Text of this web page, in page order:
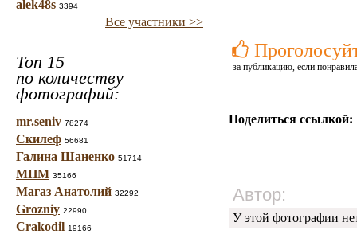
alek48s 3394
Все участники >>
Топ 15
по количеству
фотографий:
mr.seniv 78274
Скилеф 56681
Галина Шаненко 51714
МНМ 35166
Магаз Анатолий 32292
Grozniy 22990
Crakodil 19166
за публикацию, если
Поделиться ссылкой:
Автор:
У этой фотографии